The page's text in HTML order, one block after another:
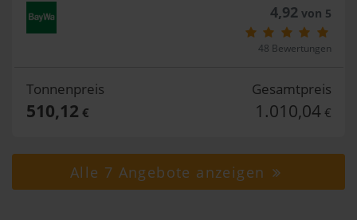
4,92von 5
48 Bewertungen
Tonnenpreis
510,12 €
Gesamtpreis
1.010,04 €
Alle 7 Angebote anzeigen